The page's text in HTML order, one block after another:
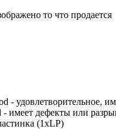
то что продается
- удовлетворительное,
- имеет дефекты или
(1xLP)